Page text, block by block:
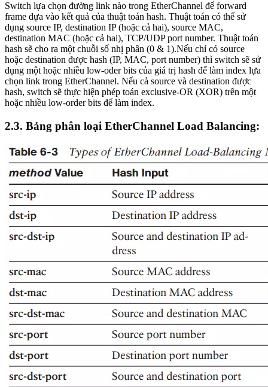
Switch lựa chọn đường link nào trong EtherChannel để forward
frame dựa vào kết quả của thuật toán hash. Thuật toán có thể sử
dụng source IP, destination IP (hoặc cả hai), source MAC,
destination MAC (hoặc cả hai), TCP/UDP port number. Thuật toán
hash sẽ cho ra một chuỗi số nhị phân (0 & 1).Nếu chỉ có source
hoặc destination được hash (IP, MAC, port number) thì switch sẽ sử
dụng một hoặc nhiều low-oder bits của giá trị hash để làm index lựa
chọn link trong EtherChannel. Nếu cả source và destination được
hash, switch sẽ thực hiện phép toán exclusive-OR (XOR) trên một
hoặc nhiều low-order bits để làm index.
2.3. Bảng phân loại EtherChannel Load Balancing: